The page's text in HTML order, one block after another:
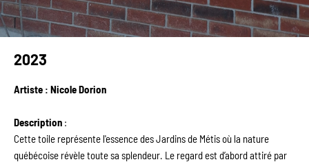
2023
Artiste : Nicole Dorion
Description :
Cette toile représente l'essence des Jardins de Métis où la nature
québécoise révèle toute sa splendeur. Le regard est d’abord attiré par